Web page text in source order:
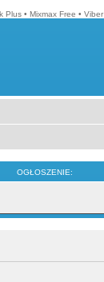
Plus • Mixmax Free • Viber
OGŁOSZENIE: